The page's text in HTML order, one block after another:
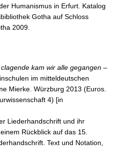
Humanismus in Erfurt. Katalog
Gotha auf Schloss
2009.
kam wir alle gegangen –
im mitteldeutschen
Mierke. Würzburg 2013 (Euros.
4) [in
Liederhandschrift und ihr
Rückblick auf das 15.
Text und Notation,